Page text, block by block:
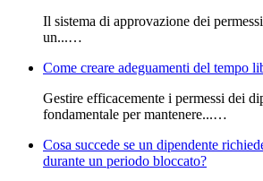
Il sistema di approvazione dei
un...…
Come creare adeguamenti del tempo
Gestire efficacemente i permessi dei
fondamentale per mantenere...…
Cosa succede se un dipendente
durante un periodo bloccato?